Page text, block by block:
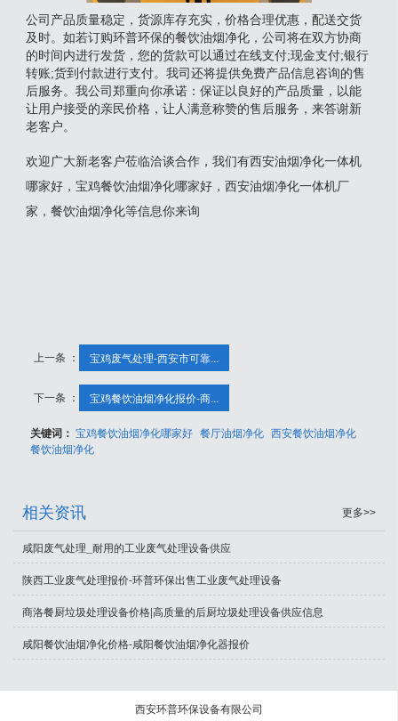
公司产品质量稳定，货源库存充实，价格合理优惠，配送交货
及时。如若订购环普环保的餐饮油烟净化，公司将在双方协商
的时间内进行发货，您的货款可以通过在线支付;现金支付;银行
转账;货到付款进行支付。我司还将提供免费产品信息咨询的售
后服务。我公司郑重向你承诺：保证以良好的产品质量，以能
让用户接受的亲民价格，让人满意称赞的售后服务，来答谢新
老客户。
欢迎广大新老客户莅临洽谈合作，我们有西安油烟净化一体机
哪家好，宝鸡餐饮油烟净化哪家好，西安油烟净化一体机厂
家，餐饮油烟净化等信息你来询
上一条 ： 宝鸡废气处理-西安市可靠...
下一条 ： 宝鸡餐饮油烟净化报价-商...
关键词：宝鸡餐饮油烟净化哪家好 餐厅油烟净化 西安餐饮油烟净化
餐饮油烟净化
相关资讯 更多>>
咸阳废气处理_耐用的工业废气处理设备供应
陕西工业废气处理报价-环普环保出售工业废气处理设备
商洛餐厨垃圾处理设备价格|高质量的后厨垃圾处理设备供应信息
咸阳餐饮油烟净化价格-咸阳餐饮油烟净化器报价
西安环普环保设备有限公司